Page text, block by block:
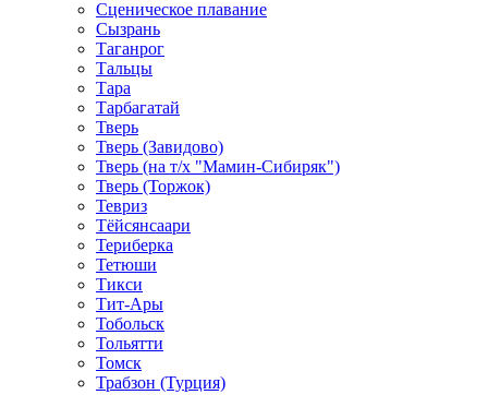
Сценическое плавание
Сызрань
Таганрог
Тальцы
Тара
Тарбагатай
Тверь
Тверь (Завидово)
Тверь (на т/х "Мамин-Сибиряк")
Тверь (Торжок)
Тевриз
Тёйсянсаари
Териберка
Тетюши
Тикси
Тит-Ары
Тобольск
Тольятти
Томск
Трабзон (Турция)